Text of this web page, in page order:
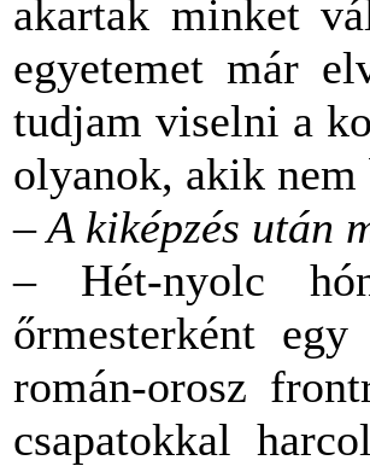
akartak minket
egyetemet már
tudjam viselni a
olyanok, akik
– A kiképzés után
– Hét-nyolc
őrmesterként
román-orosz
csapatokkal